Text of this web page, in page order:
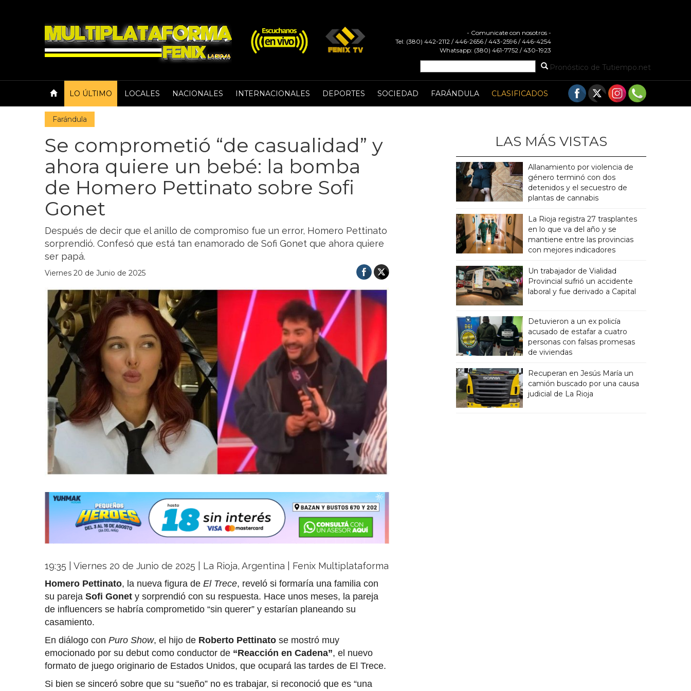
- Comunicate con nosotros -
Tel: (380) 442-2112 / 446-2656 / 443-2596 / 446-4254
Whatsapp: (380) 461-7752 / 430-1923
Pronóstico de Tutiempo.net
LO ÚLTIMO LOCALES NACIONALES INTERNACIONALES DEPORTES SOCIEDAD FARÁNDULA CLASIFICADOS
Farándula
Se comprometió “de casualidad” y
ahora quiere un bebé: la bomba
de Homero Pettinato sobre Sofi
Gonet
Después de decir que el anillo de compromiso fue un error, Homero Pettinato
sorprendió. Confesó que está tan enamorado de Sofi Gonet que ahora quiere
ser papá.
Viernes 20 de Junio de 2025
19:35 | Viernes 20 de Junio de 2025 | La Rioja, Argentina | Fenix Multiplataforma
Homero Pettinato, la nueva figura de El Trece, reveló si formaría una familia con
su pareja Sofi Gonet y sorprendió con su respuesta. Hace unos meses, la pareja
de influencers se habría comprometido “sin querer” y estarían planeando su
casamiento.
En diálogo con Puro Show, el hijo de Roberto Pettinato se mostró muy
emocionado por su debut como conductor de “Reacción en Cadena”, el nuevo
formato de juego originario de Estados Unidos, que ocupará las tardes de El Trece.
Si bien se sinceró sobre que su “sueño” no es trabajar, si reconoció que es “una
LAS MÁS VISTAS
Allanamiento por violencia de
género terminó con dos
detenidos y el secuestro de
plantas de cannabis
La Rioja registra 27 trasplantes
en lo que va del año y se
mantiene entre las provincias
con mejores indicadores
Un trabajador de Vialidad
Provincial sufrió un accidente
laboral y fue derivado a Capital
Detuvieron a un ex policía
acusado de estafar a cuatro
personas con falsas promesas
de viviendas
Recuperan en Jesús María un
camión buscado por una causa
judicial de La Rioja